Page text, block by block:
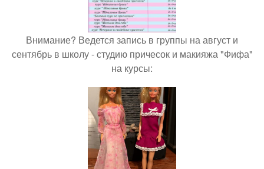
Внимание? Ведется запись в группы на август и
сентябрь в школу - студию причесок и макияжа "Фифа"
на курсы: